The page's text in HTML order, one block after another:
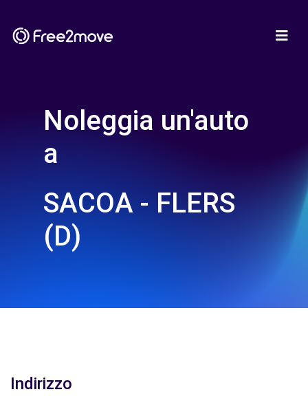
Noleggia un'auto
a
SACOA - FLERS
(D)
Indirizzo